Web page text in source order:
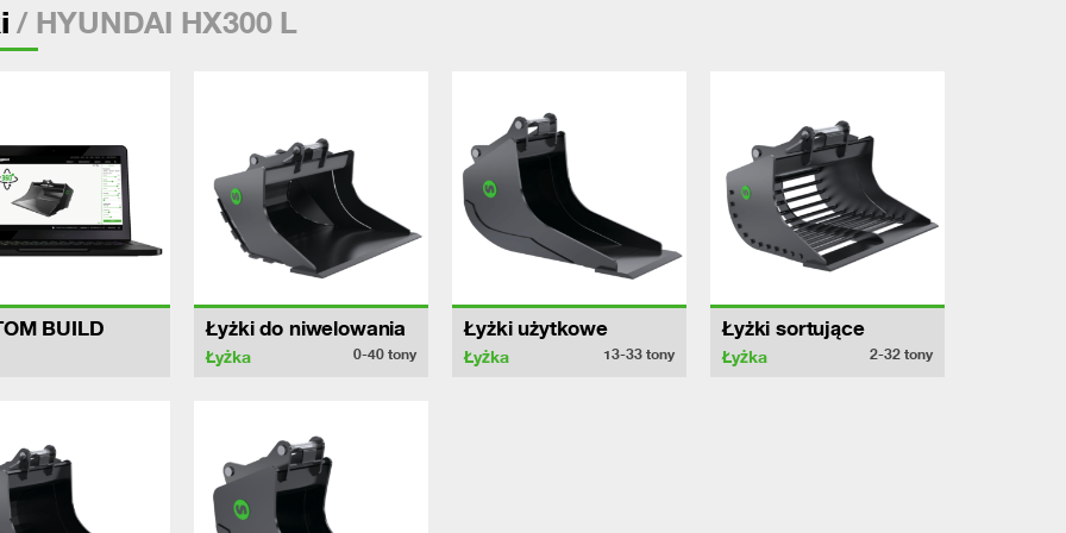
/ HYUNDAI HX300 L
BUILD Łyżki do niwelowania
Łyżka 0-40tony
Łyżki użytkowe
Łyżka 13-33tony
Łyżki sortujące
Łyżka 2-32 tony